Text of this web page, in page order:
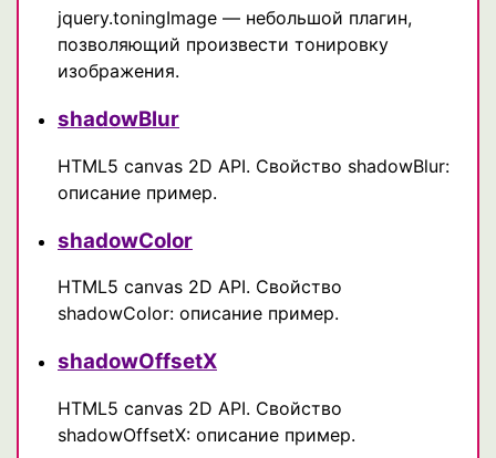
jquery.toningImage — небольшой плагин,
позволяющий произвести тонировку
изображения.
shadowBlur
HTML5 canvas 2D API. Свойство shadowBlur:
описание пример.
shadowColor
HTML5 canvas 2D API. Свойство
shadowColor: описание пример.
shadowOffsetX
HTML5 canvas 2D API. Свойство
shadowOffsetX: описание пример.